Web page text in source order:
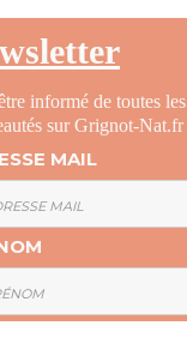
informé de toutes les
sur Grignot-Nat.fr
MAIL